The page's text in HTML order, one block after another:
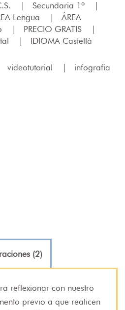
Secundaria 1º
Lengua
ÁREA
PRECIO GRATIS
IDIOMA Castellà
videotutorial infografia
(2)
reflexionar con nuestro
previo a que realicen